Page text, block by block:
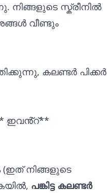
നിങ്ങളുടെ സ്ക്രീനിൽ
വീണ്ടും
കലണ്ടർ പിക്കർ
ഇവൻ്റ്**
(ഇത് നിങ്ങളുടെ
പങ്കിട്ട കലണ്ടർ